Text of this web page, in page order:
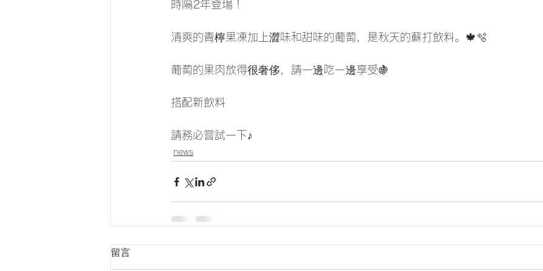
時隔2年登場！
清爽的青檸果凍加上澀味和甜味的葡萄，是秋天的蘇打飲料。🍁🫧
葡萄的果肉放得很奢侈，請一邊吃一邊享受🍇
搭配新飲料
請務必嘗試一下♪
news
留言